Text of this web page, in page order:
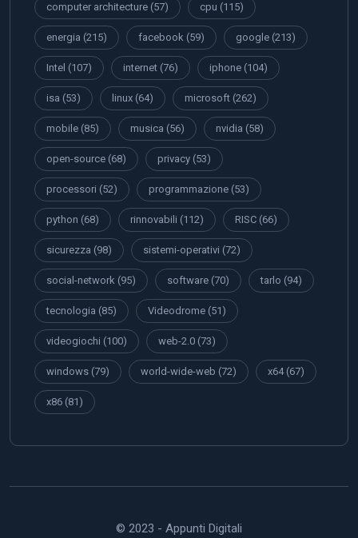
computer architecture (57) cpu (115)
energia (215) facebook (59) google (213)
Intel (107) internet (76) iphone (104)
isa (53) linux (64) microsoft (262)
mobile (85) musica (56) nvidia (58)
open-source (68) privacy (53)
processori (52) programmazione (53)
python (68) rinnovabili (112) RISC (66)
sicurezza (98) sistemi-operativi (72)
social-network (95) software (70) tarlo (94)
tecnologia (85) Videodrome (51)
videogiochi (100) web-2.0 (73)
windows (79) world-wide-web (72) x64(67)
x86 (81)
© 2023 - Appunti Digitali